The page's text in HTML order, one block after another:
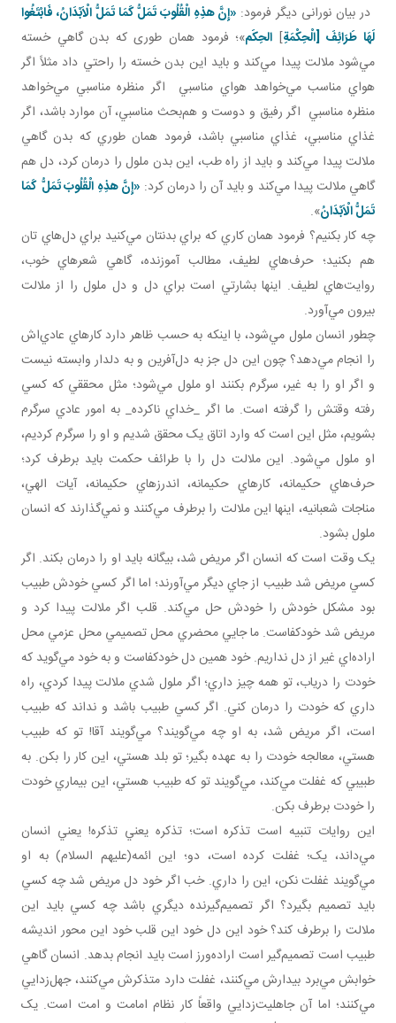
در بيان نورانی ديگر فرمود: «إِنَّ هذِهِ الْقُلُوبَ تَمَلُّ كَمَا تَمَلُّ الْاَبْدَانُ، فَابْتَغُوا
لَهَا طَرَائِفَ [الْحِكْمَةِ] الحِکَم»؛ فرمود همان طوری که بدن گاهي خسته
مي‌شود ملالت پيدا مي‌کند و بايد اين بدن خسته را راحتي داد مثلاً اگر
هواي مناسب مي‌خواهد هواي مناسبي اگر منظره مناسبي مي‌خواهد
منظره مناسبي اگر رفيق و دوست و هم‌بحث مناسبي، آن موارد باشد، اگر
غذاي مناسبي، غذاي مناسبي باشد، فرمود همان ‌طوري که بدن گاهي
ملالت پيدا مي‌کند و بايد از راه طب، اين بدن ملول را درمان کرد، دل هم
گاهي ملالت پيدا مي‌کند و بايد آن را درمان کرد: «إِنَّ هذِهِ الْقُلُوبَ تَمَلُّ كَمَا
تَمَلُّ الْاَبْدَانُ».
چه کار بکنيم؟ فرمود همان ‌کاري که براي بدنتان مي‌کنيد براي دل‌هاي تان
هم بکنيد؛ حرف‌هاي لطيف، مطالب آموزنده، گاهي شعرهاي خوب،
روايت‌هاي لطيف. اينها بشارتي است براي دل و دل ملول را از ملالت
بيرون مي‌آورد.
چطور انسان ملول مي‌شود، با اينکه به حسب ظاهر دارد کارهاي عادي‌اش
را انجام مي‌دهد؟ چون اين دل جز به دل‌آفرين و به دلدار وابسته نيست
و اگر او را به غير، سرگرم بکنند او ملول مي‌شود؛ مثل محققي که کسي
رفته وقتش را گرفته است. ما اگر _خداي ناکرده_ به امور عادي سرگرم
بشويم، مثل اين است که وارد اتاق يک محقق شديم و او را سرگرم کرديم،
او ملول مي‌شود. اين ملالت دل را با طرائف حکمت بايد برطرف کرد؛
حرف‌هاي حکيمانه، کارهاي حکيمانه، اندرز‌هاي حکيمانه، آيات الهي،
مناجات شعبانيه، اينها اين ملالت را برطرف مي‌کنند و نمي‌گذارند که انسان
ملول بشود.
يک وقت است که انسان اگر مريض شد، بيگانه بايد او را درمان بکند. اگر
کسي مريض شد طبيب از جاي ديگر مي‌آورند؛ اما اگر کسي خودش طبيب
بود مشکل خودش را خودش حل مي‌کند. قلب اگر ملالت پيدا کرد و
مريض شد خودکفاست. ما جايي محضري محل تصميمي محل عزمي محل
اراده‌اي غير از دل نداريم. خود همين دل خودکفاست و به خود مي‌گويد که
خودت را درياب، تو همه چيز داري؛ اگر ملول شدي ملالت پيدا کردي، راه
داري که خودت را درمان کني. اگر کسي طبيب باشد و نداند که طبيب
است، اگر مريض شد، به او چه مي‌گويند؟ مي‌گويند آقا! تو که طبيب
هستي، معالجه خودت را به عهده بگير؛ تو بلد هستي، اين کار را بکن. به
طبيبي که غفلت مي‌کند، مي‌گويند تو که طبيب هستي، اين بيماري خودت
را خودت برطرف بکن.
اين روايات تنبيه است تذکره است؛ تذکره يعني تذکره! يعني انسان
مي‌داند، يک؛ غفلت کرده است، دو؛ اين ائمه(عليهم السلام) به او
مي‌گويند غفلت نکن، اين را داري. خب اگر خود دل مريض شد چه کسي
بايد تصميم بگيرد؟ اگر تصميم‌گيرنده ديگري باشد چه کسي بايد اين
ملالت را برطرف کند؟ خود اين دل خود اين قلب خود اين محور انديشه
طبيب است تصميم‌گير است اراده‌ورز است بايد انجام بدهد. انسان گاهي
خوابش مي‌برد بيدارش مي‌کنند، غفلت دارد متذکرش مي‌کنند، جهل‌زدايي
مي‌کنند؛ اما آن جاهليت‌زدايي واقعاً کار نظام امامت و امت است. يک